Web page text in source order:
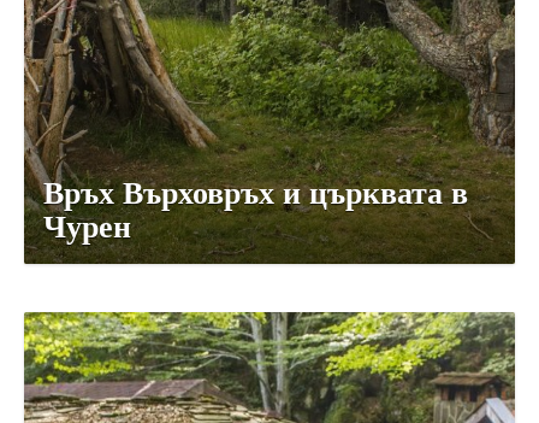
Връх Върховръх и църквата в
Чурен